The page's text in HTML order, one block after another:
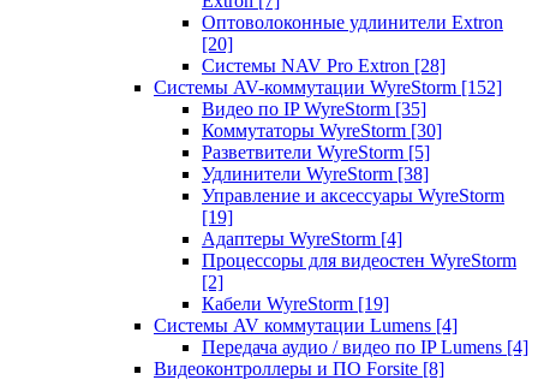
Оптоволоконные удлинители Extron
[20]
Системы NAV Pro Extron [28]
Системы AV-коммутации WyreStorm [152]
Видео по IP WyreStorm [35]
Коммутаторы WyreStorm [30]
Разветвители WyreStorm [5]
Удлинители WyreStorm [38]
Управление и аксессуары WyreStorm
[19]
Адаптеры WyreStorm [4]
Процессоры для видеостен WyreStorm
[2]
Кабели WyreStorm [19]
Системы AV коммутации Lumens [4]
Передача аудио / видео по IP Lumens [4]
Видеоконтроллеры и ПО Forsite [8]